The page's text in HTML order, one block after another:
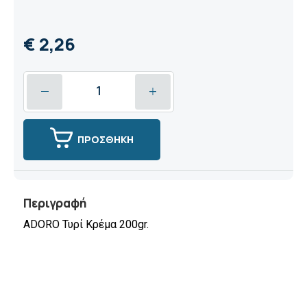
€ 2,26
ΠΡΟΣΘΗΚΗ
Περιγραφή
ADORO Τυρί Κρέμα 200gr.